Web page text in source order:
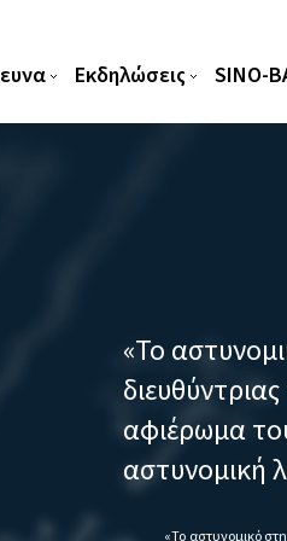
Εκδηλώσεις SINO-
στην Κίνα» -
του ΕΚΣ
του λογοτεχνικού
λογοτεχνία